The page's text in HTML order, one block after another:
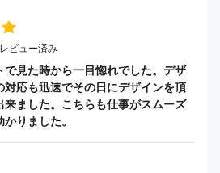
ビュー済み
で見た時から一目惚れでした。デザ
対応も迅速でその日にデザインを頂
来ました。こちらも仕事がスムーズ
りました。